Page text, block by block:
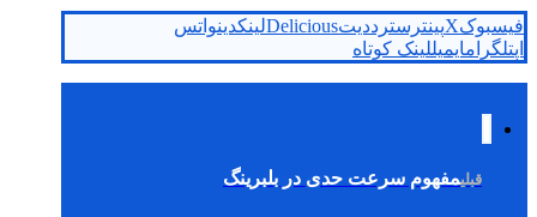
فیسبوکXپینترسترددیتDeliciousلینکدینواتس
اپتلگرامایمیللینک کوتاه
قبلیمفهوم سرعت حدی در بلبرینگ